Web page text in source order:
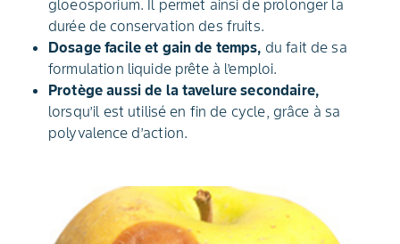
gloeosporium. Il permet ainsi de prolonger la
durée de conservation des fruits.
Dosage facile et gain de temps, du fait de sa
formulation liquide prête à l’emploi.
Protège aussi de la tavelure secondaire,
lorsqu’il est utilisé en fin de cycle, grâce à sa
polyvalence d’action.